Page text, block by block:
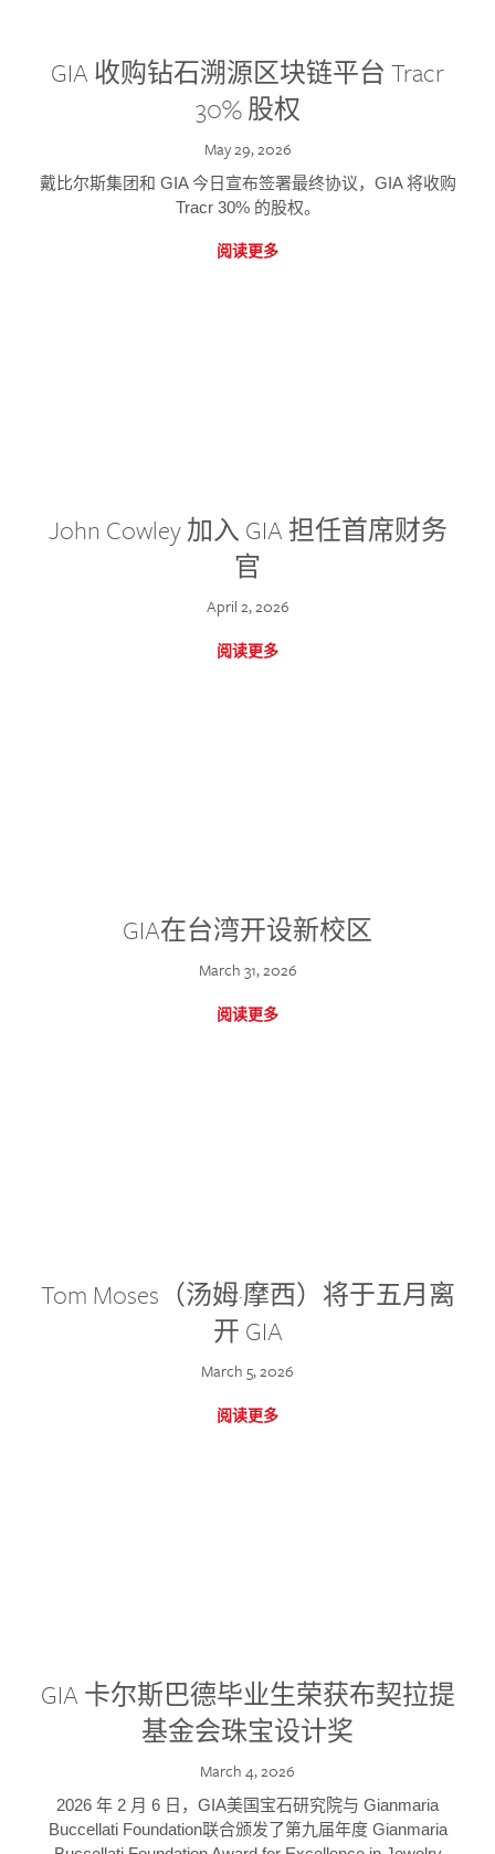
GIA 收购钻石溯源区块链平台 Tracr
30% 股权
May 29, 2026
戴比尔斯集团和 GIA 今日宣布签署最终协议，GIA 将收购
Tracr 30% 的股权。
阅读更多
John Cowley 加入 GIA 担任首席财务
官
April 2, 2026
阅读更多
GIA在台湾开设新校区
March 31, 2026
阅读更多
Tom Moses（汤姆·摩西）将于五月离
开 GIA
March 5, 2026
阅读更多
GIA 卡尔斯巴德毕业生荣获布契拉提
基金会珠宝设计奖
March 4, 2026
2026 年 2 月 6 日，GIA美国宝石研究院与 Gianmaria
Buccellati Foundation联合颁发了第九届年度 Gianmaria